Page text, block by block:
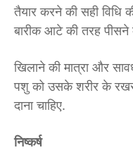
तैयार करने की सही विधि
बारीक आटे की तरह पीसने
खिलाने की मात्रा और
पशु को उसके शरीर के
दाना चाहिए.
निष्कर्ष